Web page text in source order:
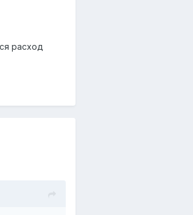
расход